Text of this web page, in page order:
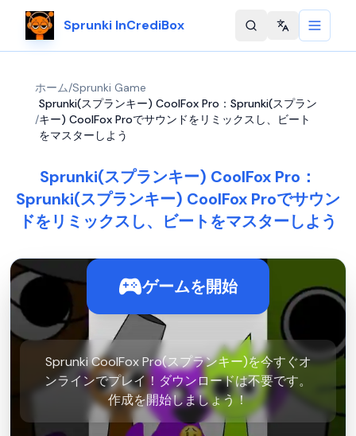
Sprunki InCrediBox Change
ホーム/Sprunki Game
/
Sprunki(スプランキー) CoolFox Pro：Sprunki(スプラン
キー) CoolFox Proでサウンドをリミックスし、ビート
をマスターしよう
Sprunki(スプランキー) CoolFox Pro：
Sprunki(スプランキー) CoolFox Proでサウン
ドをリミックスし、ビートをマスターしよう
ゲームを開始
Sprunki CoolFox Pro(スプランキー)を今すぐオ
ンラインでプレイ！ダウンロードは不要です。
作成を開始しましょう！